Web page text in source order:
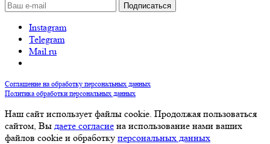
Instagram
Telegram
Mail.ru
Соглашение на обработку персональных данных
Политика обработки персональных данных
Наш сайт использует файлы cookie. Продолжая пользоваться
сайтом, Вы даете согласие на использование нами ваших
файлов cookie и обработку персональных данных